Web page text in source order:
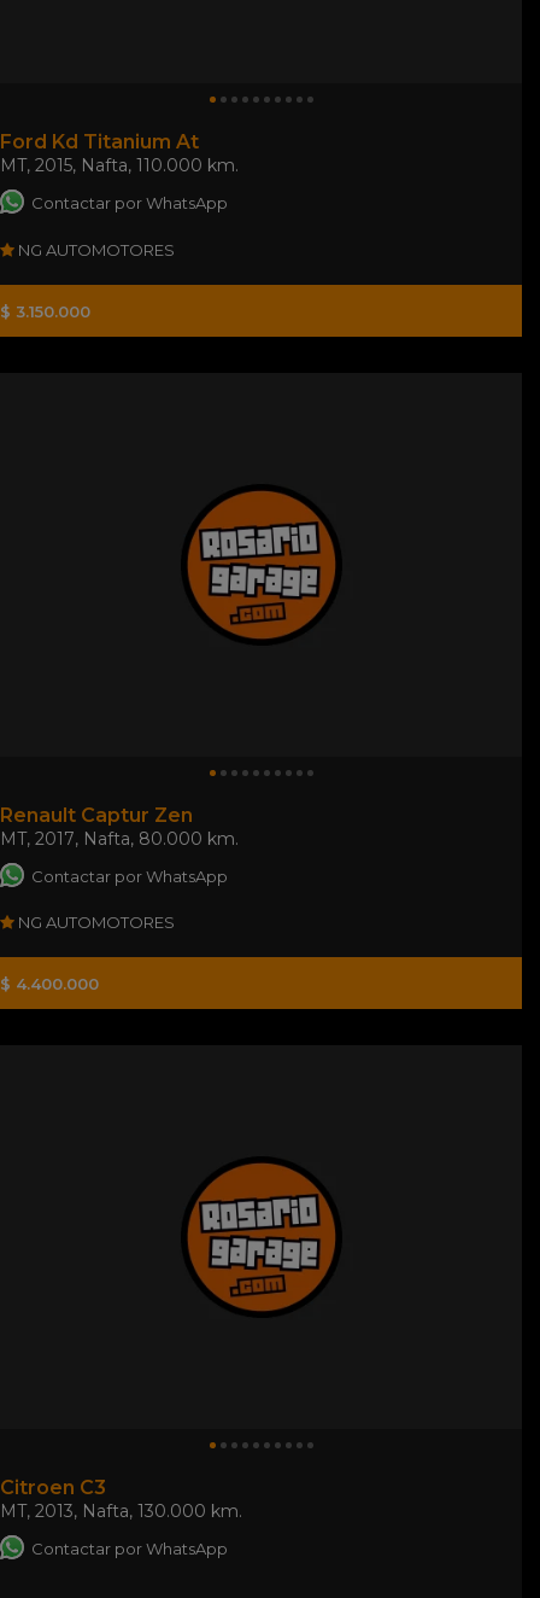
Ford Kd Titanium At
MT, 2015, Nafta, 110.000 km.
Contactar por WhatsApp
NG AUTOMOTORES
$ 3.150.000
Renault Captur Zen
MT, 2017, Nafta, 80.000 km.
Contactar por WhatsApp
NG AUTOMOTORES
$ 4.400.000
Citroen C3
MT, 2013, Nafta, 130.000 km.
Contactar por WhatsApp